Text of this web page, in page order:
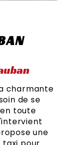
charmante
de se
toute
une